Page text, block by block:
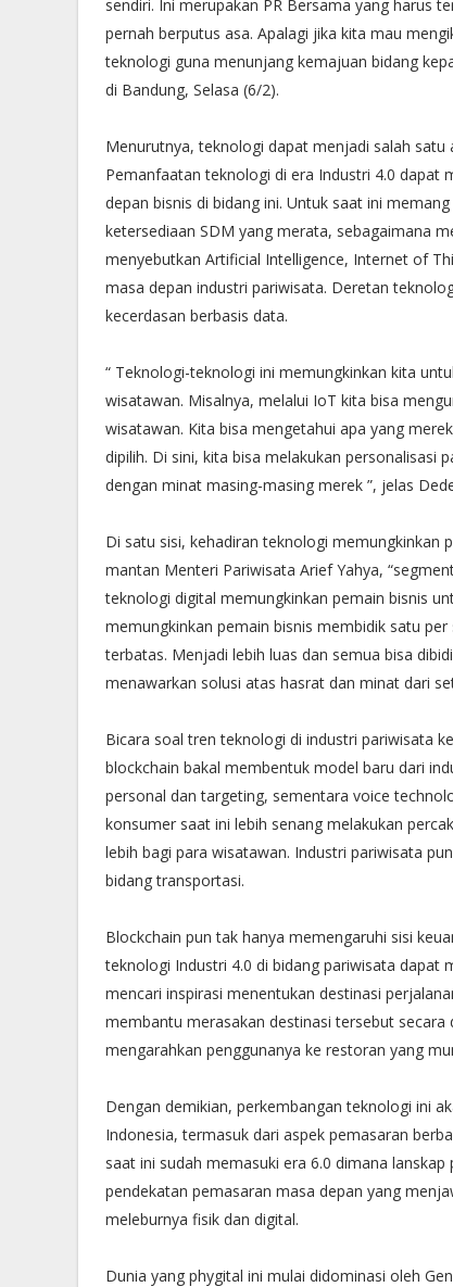
sendiri. Ini merupakan PR Bersama yang harus
pernah berputus asa. Apalagi jika kita mau
teknologi guna menunjang kemajuan bidang
di Bandung, Selasa (6/2).
Menurutnya, teknologi dapat menjadi salah
Pemanfaatan teknologi di era Industri 4.0 dapat
depan bisnis di bidang ini. Untuk saat ini
ketersediaan SDM yang merata, sebagaimana
menyebutkan Artificial Intelligence, Internet of
masa depan industri pariwisata. Deretan
kecerdasan berbasis data.
“ Teknologi-teknologi ini memungkinkan kita
wisatawan. Misalnya, melalui IoT kita bisa
wisatawan. Kita bisa mengetahui apa yang
dipilih. Di sini, kita bisa melakukan personalisasi
dengan minat masing-masing merek ”, jelas
Di satu sisi, kehadiran teknologi memungkinkan
mantan Menteri Pariwisata Arief Yahya,
teknologi digital memungkinkan pemain bisnis
memungkinkan pemain bisnis membidik satu
terbatas. Menjadi lebih luas dan semua bisa
menawarkan solusi atas hasrat dan minat dari
Bicara soal tren teknologi di industri pariwisata
blockchain bakal membentuk model baru dari
personal dan targeting, sementara voice
konsumer saat ini lebih senang melakukan
lebih bagi para wisatawan. Industri pariwisata
bidang transportasi.
Blockchain pun tak hanya memengaruhi sisi
teknologi Industri 4.0 di bidang pariwisata dapat
mencari inspirasi menentukan destinasi
membantu merasakan destinasi tersebut
mengarahkan penggunanya ke restoran yang
Dengan demikian, perkembangan teknologi ini
Indonesia, termasuk dari aspek pemasaran
saat ini sudah memasuki era 6.0 dimana
pendekatan pemasaran masa depan yang
meleburnya fisik dan digital.
Dunia yang phygital ini mulai didominasi oleh